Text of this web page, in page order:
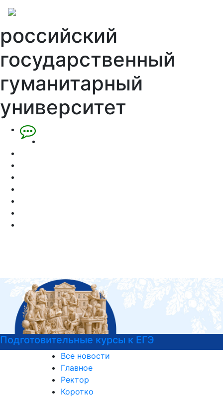
российский
государственный
гуманитарный
университет
Узнайте все о поступлении!
Все новости
Главное
Ректор
Коротко